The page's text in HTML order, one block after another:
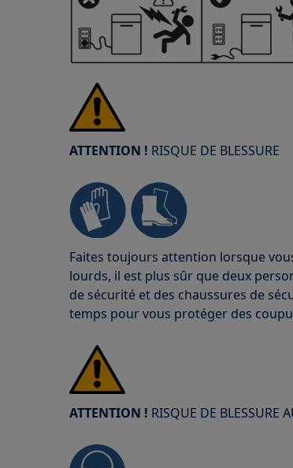
ATTENTION ! RISQUE DE BLESSURE
Faites toujours attention lorsque
lourds, il est plus sûr que deux
de sécurité et des chaussures de
temps pour vous protéger des
ATTENTION ! RISQUE DE BLESSURE